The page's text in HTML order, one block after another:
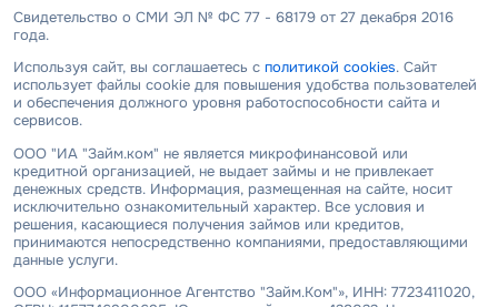
Свидетельство о СМИ ЭЛ № ФС 77 - 68179 от 27 декабря 2016
года.
Используя сайт, вы соглашаетесь с политикой cookies. Сайт
использует файлы cookie для повышения удобства пользователей
и обеспечения должного уровня работоспособности сайта и
сервисов.
ООО "ИА "Займ.ком" не является микрофинансовой или
кредитной организацией, не выдает займы и не привлекает
денежных средств. Информация, размещенная на сайте, носит
исключительно ознакомительный характер. Все условия и
решения, касающиеся получения займов или кредитов,
принимаются непосредственно компаниями, предоставляющими
данные услуги.
ООО «Информационное Агентство "Займ.Ком"», ИНН: 7723411020,